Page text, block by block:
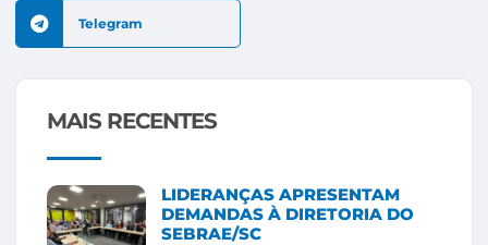
Telegram
MAIS RECENTES
LIDERANÇAS APRESENTAM
DEMANDAS À DIRETORIA DO
SEBRAE/SC